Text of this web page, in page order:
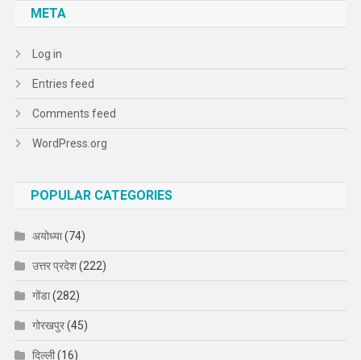
META
Log in
Entries feed
Comments feed
WordPress.org
POPULAR CATEGORIES
अयोध्या(74)
उत्तर प्रदेश(222)
गोंडा(282)
गोरखपुर(45)
दिल्ली(16)